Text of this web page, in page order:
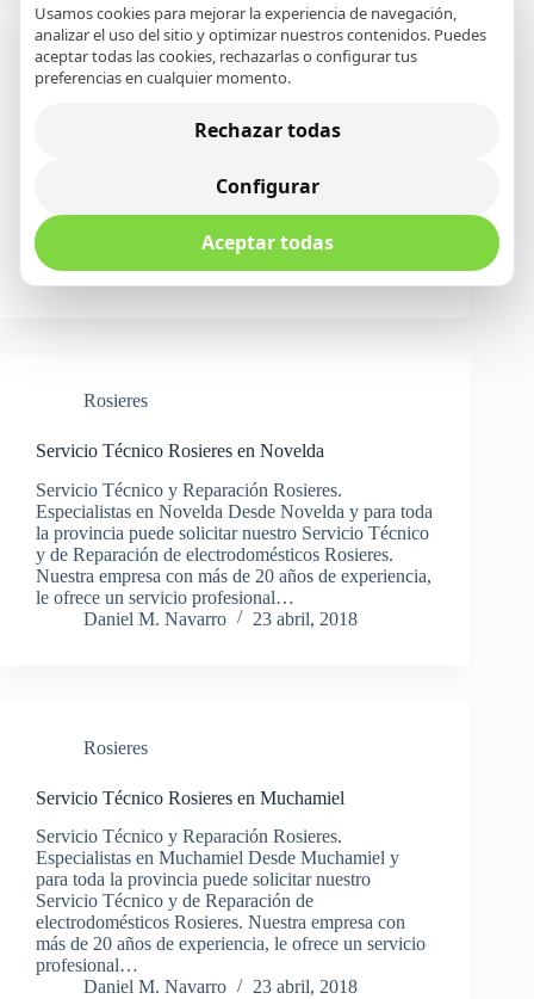
Rosieres
Servicio Técnico y Reparación Rosieres.
toda la provincia puede solicitar nuestro Servicio
Rosieres. Nuestra empresa con más de 20 años de
experiencia, le ofrece un servicio profesional…
Daniel M. Navarro
23 abril, 2018
Rosieres
Servicio Técnico Rosieres en Novelda
Servicio Técnico y Reparación Rosieres.
Especialistas en Novelda Desde Novelda y para toda
la provincia puede solicitar nuestro Servicio Técnico
y de Reparación de electrodomésticos Rosieres.
Nuestra empresa con más de 20 años de experiencia,
le ofrece un servicio profesional…
Daniel M. Navarro
23 abril, 2018
Rosieres
Servicio Técnico Rosieres en Muchamiel
Servicio Técnico y Reparación Rosieres.
Especialistas en Muchamiel Desde Muchamiel y
para toda la provincia puede solicitar nuestro
Servicio Técnico y de Reparación de
electrodomésticos Rosieres. Nuestra empresa con
más de 20 años de experiencia, le ofrece un servicio
profesional…
Daniel M. Navarro
23 abril, 2018
Usamos cookies para mejorar la experiencia de navegación,
analizar el uso del sitio y optimizar nuestros contenidos. Puedes
aceptar todas las cookies, rechazarlas o configurar tus
preferencias en cualquier momento.
Rechazar todas
Configurar
Aceptar todas